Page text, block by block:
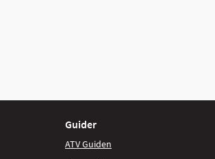
Guider
ATV Guiden